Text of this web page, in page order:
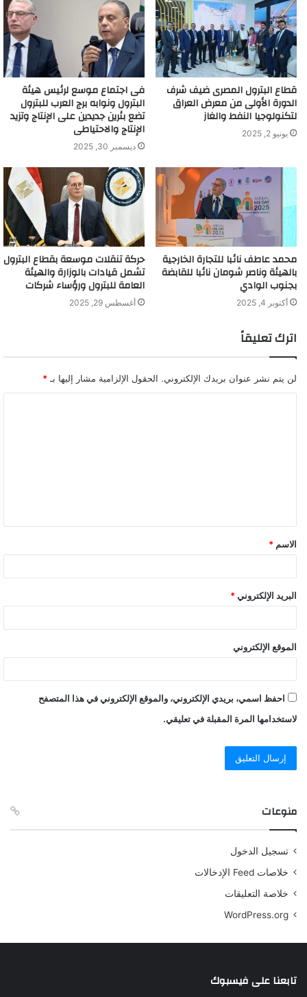
قطاع البترول المصرى ضيف شرف
الدورة الأولى من معرض العراق
لتكنولوجيا النفط والغاز
يونيو 2, 2025
فى اجتماع موسع لرئيس هيئة
البترول ونوابه برج العرب للبترول
تضع بئرين جديدين على الإنتاج وتزيد
الإنتاج والاحتياطى
ديسمبر 30, 2025
محمد عاطف نائبا للتجارة الخارجية
بالهيئة وناصر شومان نائبا للقابضة
بجنوب الوادي
أكتوبر 4, 2025
حركة تنقلات موسعة بقطاع البترول
تشمل قيادات بالوزارة والهيئة
العامة للبترول ورؤساء شركات
أغسطس 29, 2025
اترك تعليقاً
لن يتم نشر عنوان بريدك الإلكتروني. الحقول الإلزامية مشار إليها بـ *
ق
*
الاسم *
البريد الإلكتروني *
الموقع الإلكتروني
احفظ اسمي، بريدي الإلكتروني، والموقع الإلكتروني في هذا المتصفح
لاستخدامها المرة المقبلة في تعليقي.
منوعات
تسجيل الدخول
خلاصات Feed الإدخالات
خلاصة التعليقات
WordPress.org
تابعنا على فيسبوك